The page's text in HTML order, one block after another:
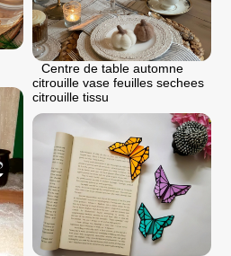
Centre de table automne
citrouille vase feuilles sechees
citrouille tissu